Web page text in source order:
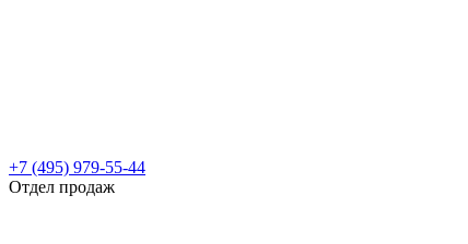
+7 (495) 979-55-44
Отдел продаж